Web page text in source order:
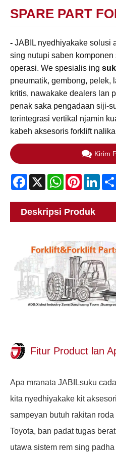
SPARE PART
- JABIL nyedhiyakake solusi
sing nutupi saben
operasi. We spesialis ing
pneumatik, gembong, pelek,
kritis, nawakake dealers lan
penak saka pengadaan siji-
terintegrasi vertikal njamin
kabeh aksesoris forklift
Kirim
Facebook
X WhatsApp
Pinterest
Deskripsi Produk
Fitur Product lan
Apa mranata JABILsuku
kita nyedhiyakake kit
sampeyan butuh rakitan
Toyota, ban padat tugas
utawa sistem rem sing